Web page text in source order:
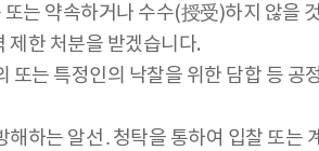
또는 약속하거나 수수(授受)하지 않을
제한 처분을 받겠습니다.
또는 특정인의 낙찰을 위한 담합 등
해하는 알선․청탁을 통하여 입찰 또는